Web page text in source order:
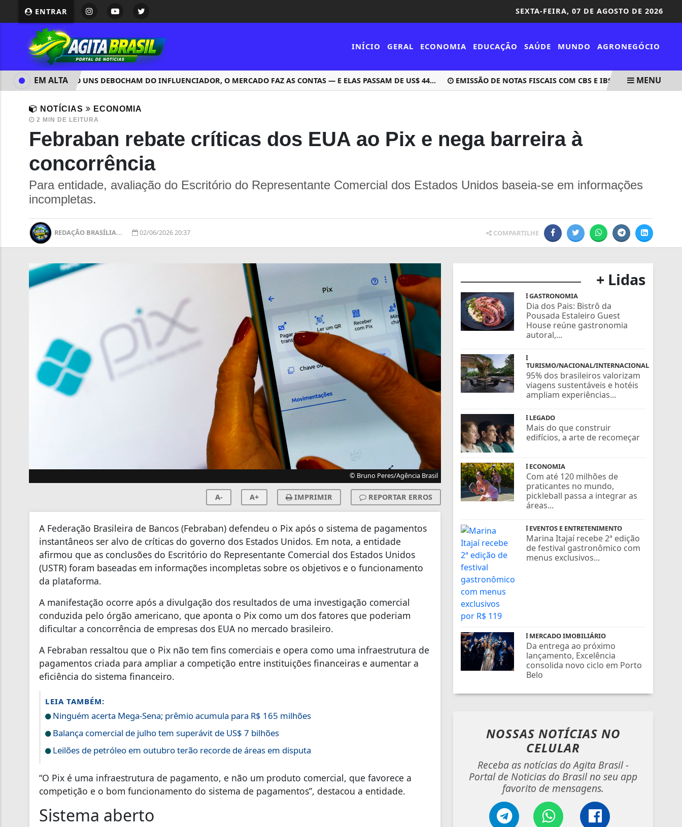
ENTRAR SEXTA-FEIRA, 07 DE AGOSTO DE 2026
INÍCIO GERAL ECONOMIA EDUCAÇÃO SAÚDE MUNDO AGRONEGÓCIO
ENQUANTO UNS DEBOCHAM DO INFLUENCIADOR, O MERCADO FAZ AS CONTAS — E ELAS PASSAM DE US$ 44... EMISSÃO DE NOTAS FISCAIS COM CBS E IBS COMEÇA NESTA
EM ALTA MENU
NOTÍCIAS ECONOMIA
2 MIN DE LEITURA
Febraban rebate críticas dos EUA ao Pix e nega barreira à
concorrência
Para entidade, avaliação do Escritório do Representante Comercial dos Estados Unidos baseia-se em informações
incompletas.
REDAÇÃO BRASÍLIA... 02/06/2026 20:37 COMPARTILHE
© Bruno Peres/Agência Brasil
A- A+ IMPRIMIR REPORTAR ERROS
A Federação Brasileira de Bancos (Febraban) defendeu o Pix após o sistema de pagamentos
instantâneos ser alvo de críticas do governo dos Estados Unidos. Em nota, a entidade
afirmou que as conclusões do Escritório do Representante Comercial dos Estados Unidos
(USTR) foram baseadas em informações incompletas sobre os objetivos e o funcionamento
da plataforma.
A manifestação ocorre após a divulgação dos resultados de uma investigação comercial
conduzida pelo órgão americano, que aponta o Pix como um dos fatores que poderiam
dificultar a concorrência de empresas dos EUA no mercado brasileiro.
A Febraban ressaltou que o Pix não tem fins comerciais e opera como uma infraestrutura de
pagamentos criada para ampliar a competição entre instituições financeiras e aumentar a
eficiência do sistema financeiro.
LEIA TAMBÉM:
Ninguém acerta Mega-Sena; prêmio acumula para R$ 165 milhões
Balança comercial de julho tem superávit de US$ 7 bilhões
Leilões de petróleo em outubro terão recorde de áreas em disputa
“O Pix é uma infraestrutura de pagamento, e não um produto comercial, que favorece a
competição e o bom funcionamento do sistema de pagamentos”, destacou a entidade.
Sistema aberto
+ Lidas
GASTRONOMIA
Dia dos Pais: Bistrô da
Pousada Estaleiro Guest
House reúne gastronomia
autoral,...
TURISMO/NACIONAL/INTERNACIONAL
95% dos brasileiros valorizam
viagens sustentáveis e hotéis
ampliam experiências...
LEGADO
Mais do que construir
edifícios, a arte de recomeçar
ECONOMIA
Com até 120 milhões de
praticantes no mundo,
pickleball passa a integrar as
áreas...
EVENTOS E ENTRETENIMENTO
Marina Itajaí recebe 2ª edição
de festival gastronômico com
menus exclusivos...
MERCADO IMOBILIÁRIO
Da entrega ao próximo
lançamento, Excelência
consolida novo ciclo em Porto
Belo
NOSSAS NOTÍCIAS NO
CELULAR
Receba as notícias do Agita Brasil -
Portal de Noticias do Brasil no seu app
favorito de mensagens.